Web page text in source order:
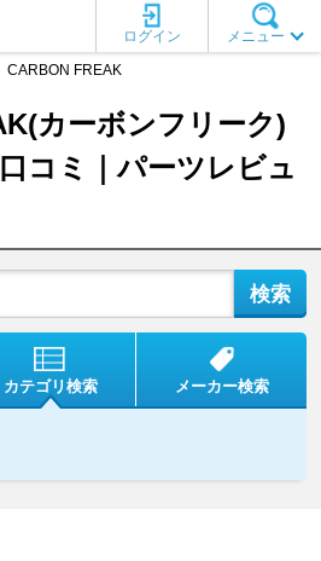
メニュー
ログイン
CARBON FREAK
カーボンフリーク)
コミ｜パーツレビュ
カテゴリ検索 メーカー検索